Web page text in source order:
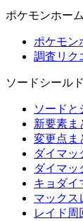
ポケモンホーム
ポケモン
調査リク
ソードシール
ソードと
新要素ま
変更点ま
ダイマッ
ダイマッ
キョダイ
マックス
レイド周